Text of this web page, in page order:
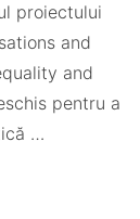
proiectului
and
and
pentru a
…